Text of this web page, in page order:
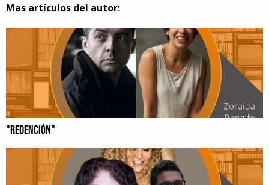
Mas artículos del autor:
"REDENCIÓN"